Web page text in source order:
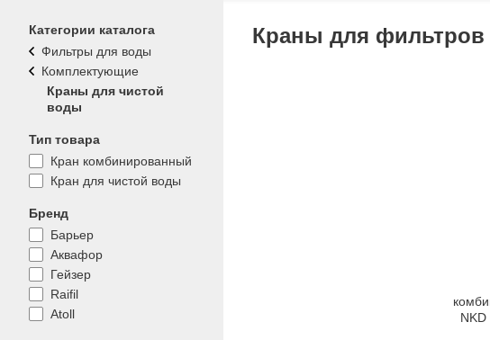
Категории каталога
Фильтры для воды
Комплектующие
Краны для чистой
воды
Тип товара
Кран комбинированный
Кран для чистой воды
Бренд
Барьер
Аквафор
Гейзер
Raifil
Atoll
Краны для